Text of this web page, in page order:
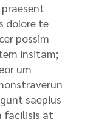
dolore te
possim
insitam;
um
saepius
facilisis at